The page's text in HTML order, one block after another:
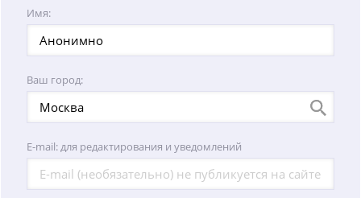
Имя:
Ваш город:
E-mail: для редактирования и уведомлений